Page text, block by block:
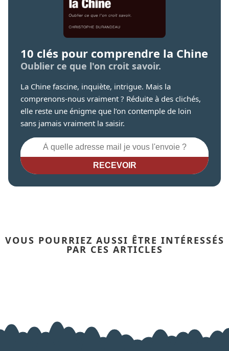
10 clés pour comprendre la Chine
Oublier ce que l'on croit savoir.
La Chine fascine, inquiète, intrigue. Mais la
comprenons-nous vraiment ? Réduite à des clichés,
elle reste une énigme que l’on contemple de loin
sans jamais vraiment la saisir.
RECEVOIR
VOUS POURRIEZ AUSSI ÊTRE INTÉRESSÉS
PAR CES ARTICLES